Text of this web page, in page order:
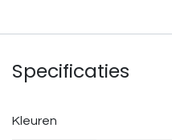
Specificaties
Kleuren